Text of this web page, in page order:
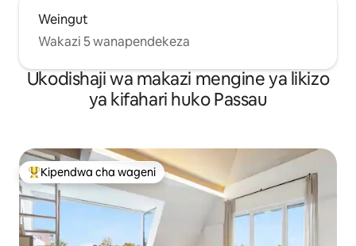
Weingut
Wakazi 5 wanapendekeza
Ukodishaji wa makazi mengine ya likizo
ya kifahari huko Passau
Kipendwa maarufu cha wageni
Kipendwa cha wageni